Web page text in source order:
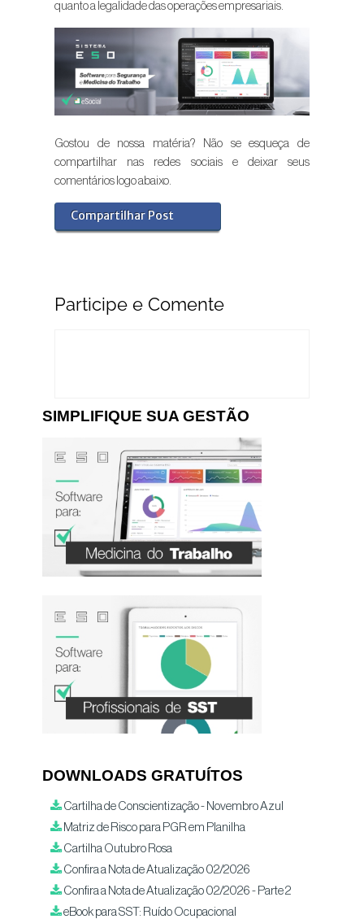
quanto a legalidade das operações empresariais.
Gostou de nossa matéria? Não se esqueça de
compartilhar nas redes sociais e deixar seus
comentários logo abaixo.
Compartilhar Post
Participe e Comente
SIMPLIFIQUE SUA GESTÃO
DOWNLOADS GRATUÍTOS
Cartilha de Conscientização - Novembro Azul
Matriz de Risco para PGR em Planilha
Cartilha Outubro Rosa
Confira a Nota de Atualização 02/2026
Confira a Nota de Atualização 02/2026 - Parte 2
eBook para SST: Ruído Ocupacional